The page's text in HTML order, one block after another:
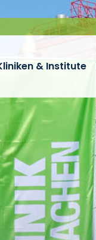
& Institute